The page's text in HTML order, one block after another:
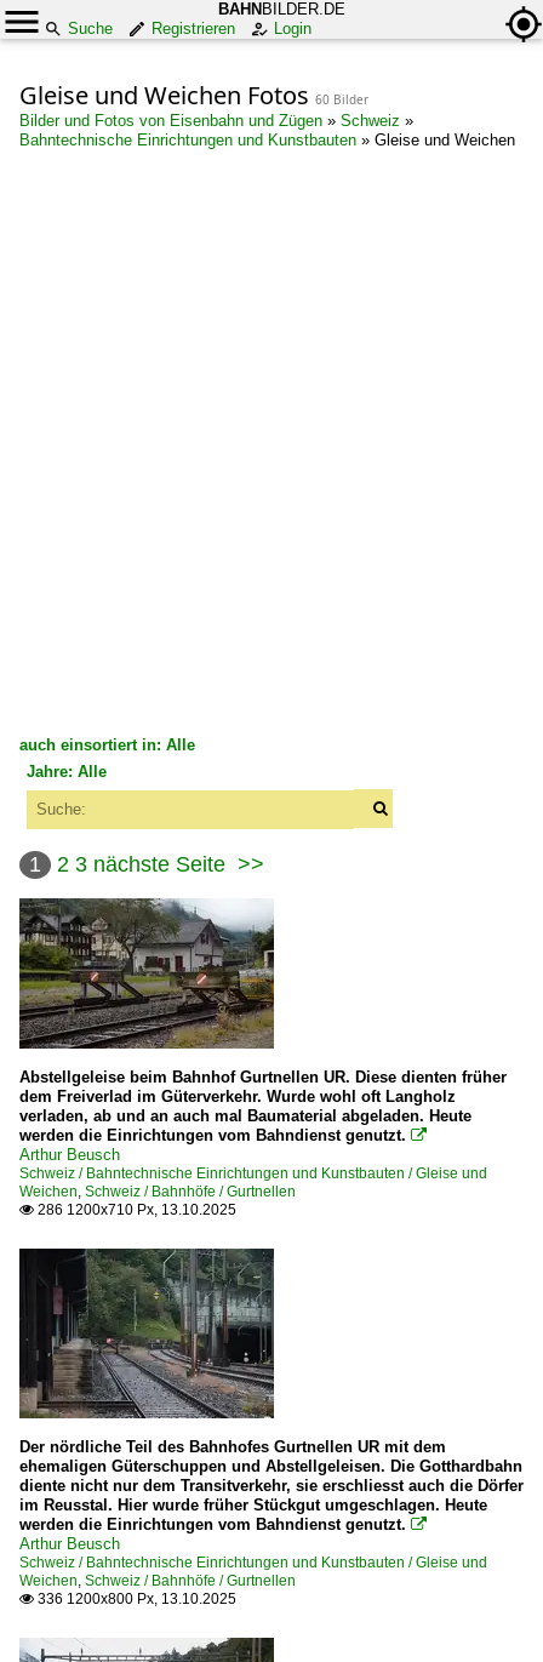
BAHN BILDER.DE
Suche
Registrieren Login
Gleise und Weichen Fotos 60 Bilder
Bilder und Fotos von Eisenbahn und Zügen » Schweiz »
Bahntechnische Einrichtungen und Kunstbauten » Gleise und Weichen
auch einsortiert in: Alle
Alle Kategorien
Bahnbilder-Treffen
Treffen 2011
2011-10-01 Brienz und BRB
Schweiz
Bahnhöfe
Basel SBB
Buchs SG
Grindelwald
Gurtnellen
Landquart
Lugano
Meiringen
Spiez
Zürich (sonstige)
Bahntechnische Einrichtungen und Kunstbauten
Fahrleitung
Signale
Dampfloks | Schmalspur
G 4/5
Jahre: Alle
2002
2003
2004
2008
2009
2010
2010
2011
2013
2014
2015
2019
2020
2021
2023
2025
1 2 3 nächste Seite >>
Abstellgeleise beim Bahnhof Gurtnellen UR. Diese dienten früher
dem Freiverlad im Güterverkehr. Wurde wohl oft Langholz
verladen, ab und an auch mal Baumaterial abgeladen. Heute
werden die Einrichtungen vom Bahndienst genutzt. 
Arthur Beusch
Schweiz / Bahntechnische Einrichtungen und Kunstbauten / Gleise und
Weichen, Schweiz / Bahnhöfe / Gurtnellen
 286 1200x710 Px, 13.10.2025
Der nördliche Teil des Bahnhofes Gurtnellen UR mit dem
ehemaligen Güterschuppen und Abstellgeleisen. Die Gotthardbahn
diente nicht nur dem Transitverkehr, sie erschliesst auch die Dörfer
im Reusstal. Hier wurde früher Stückgut umgeschlagen. Heute
werden die Einrichtungen vom Bahndienst genutzt. 
Arthur Beusch
Schweiz / Bahntechnische Einrichtungen und Kunstbauten / Gleise und
Weichen, Schweiz / Bahnhöfe / Gurtnellen
 336 1200x800 Px, 13.10.2025